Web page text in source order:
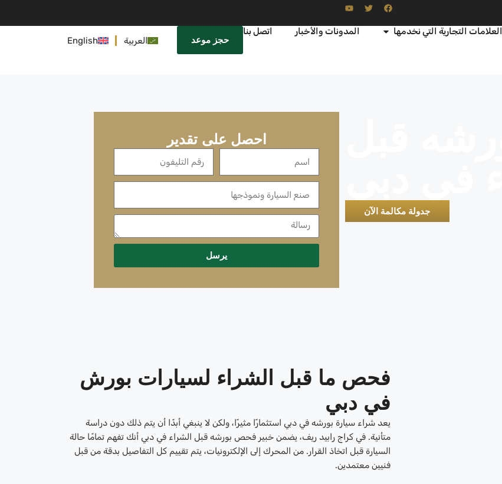
العلامات التجارية التي نخدمها المدونات والأخبار اتصل بنا
حجز موعد العربية English
جدولة مكالمة الآن
احصل على تقدير
يرسل
فحص ما قبل الشراء لسيارات بورش
في دبي
يعد شراء سيارة بورشه في دبي استثمارًا مثيرًا، ولكن لا ينبغي أبدًا أن يتم ذلك دون دراسة
متأنية. في كراج رابيد ريف، يضمن خبير فحص بورشه قبل الشراء في دبي أنك تفهم تمامًا حالة
السيارة قبل اتخاذ القرار. من المحرك إلى الإلكترونيات، يتم تقييم كل التفاصيل بدقة من قبل
فنيين معتمدين.